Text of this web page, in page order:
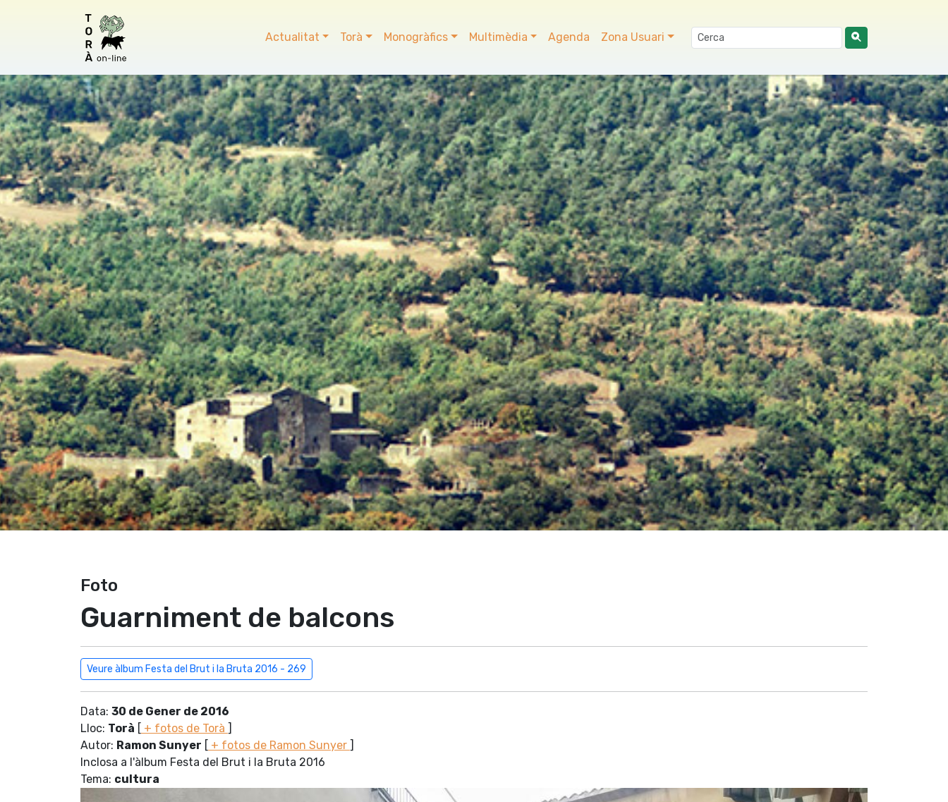
Actualitat Torà Monogràfics Multimèdia Agenda Zona Usuari
Foto
Guarniment de balcons
Veure àlbum Festa del Brut i la Bruta 2016 - 269
Data: 30 de Gener de 2016
Lloc: Torà [ + fotos de Torà ]
Autor: Ramon Sunyer [ + fotos de Ramon Sunyer ]
Inclosa a l'àlbum Festa del Brut i la Bruta 2016
Tema: cultura